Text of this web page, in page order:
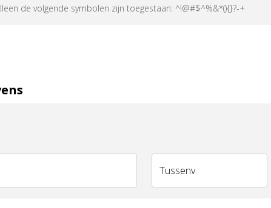
de volgende symbolen zijn toegestaan: ^!@#$^%&*(){}?-+
Tussenv.